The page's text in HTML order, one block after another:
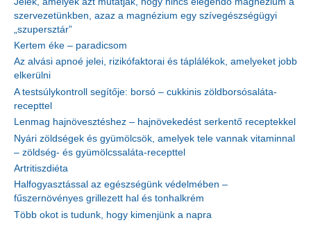
szervezetünkben, azaz a magnézium egy szívegészségügyi
„szupersztár”
Kertem éke – paradicsom
Az alvási apnoé jelei, rizikófaktorai és táplálékok, amelyeket jobb
elkerülni
A testsúlykontroll segítője: borsó – cukkinis zöldborsósaláta-
recepttel
Lenmag hajnövesztéshez – hajnövekedést serkentő receptekkel
Nyári zöldségek és gyümölcsök, amelyek tele vannak vitaminnal
– zöldség- és gyümölcssaláta-recepttel
Artritiszdiéta
Halfogyasztással az egészségünk védelmében –
fűszernövényes grillezett hal és tonhalkrém
Több okot is tudunk, hogy kimenjünk a napra